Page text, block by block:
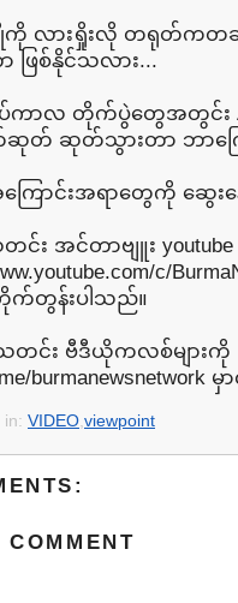
ျိုကို လားရှိုးလို တရုတ်ကတ
ြစ်နိုင်သလား...
ကာလ တိုက်ပွဲတွေအတွင်း
ဆုတ် ဆုတ်သွားတာ ဘာကြ
ြောင်းအရာတွေကို ဆွေးနွ
တင်း အင်တာဗျူး
c/
က်တွန်းပါသည်။
သတင်း ဗီဒီယိုကလစ်များကို
in: VIDEO viewpoint
COMMENT